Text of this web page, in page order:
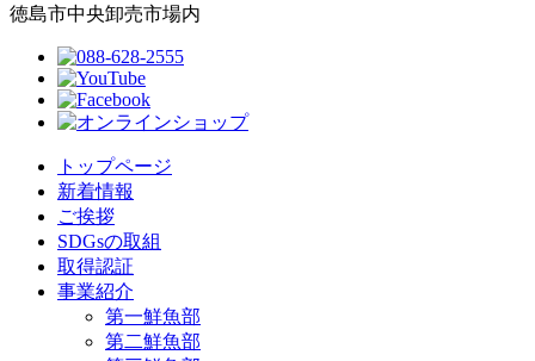
徳島市中央卸売市場内
トップページ
新着情報
ご挨拶
SDGsの取組
取得認証
事業紹介
第一鮮魚部
第二鮮魚部